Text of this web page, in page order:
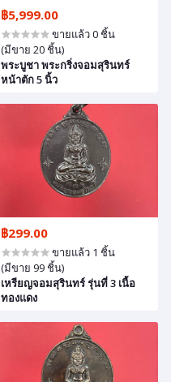
฿5,999.00
ขายแล้ว 0 ชิ้น
(มีขาย 20 ชิ้น)
พระบูชา พระกริ่งจอมสุรินทร์
หน้าตัก 5 นิ้ว
฿299.00
ขายแล้ว 1 ชิ้น
(มีขาย 99 ชิ้น)
เหรียญจอมสุรินทร์ รุ่นที่ 3 เนื้อ
ทองแดง